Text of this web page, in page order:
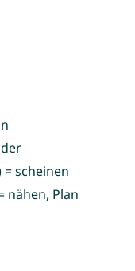
= scheinen
nähen, Plan